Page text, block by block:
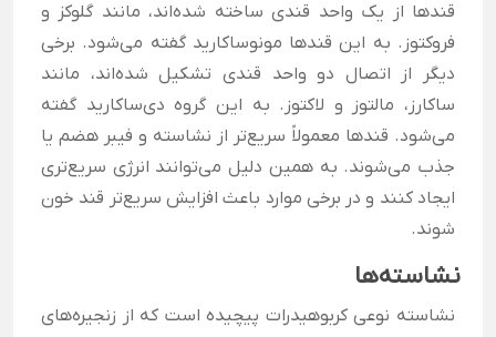
قندها از یک واحد قندی ساخته شده‌اند، مانند گلوکز و
فروکتوز. به این قندها مونوساکارید گفته می‌شود. برخی
دیگر از اتصال دو واحد قندی تشکیل شده‌اند، مانند
ساکارز، مالتوز و لاکتوز. به این گروه دی‌ساکارید گفته
می‌شود. قندها معمولاً سریع‌تر از نشاسته و فیبر هضم یا
جذب می‌شوند. به همین دلیل می‌توانند انرژی سریع‌تری
ایجاد کنند و در برخی موارد باعث افزایش سریع‌تر قند خون
شوند.
نشاسته‌ها
نشاسته نوعی کربوهیدرات پیچیده است که از زنجیره‌های